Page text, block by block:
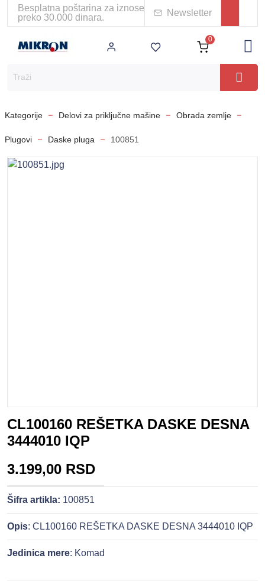
Besplatna poštarina za iznose
preko 30.000 dinara.
Newsletter
0
Kategorije Delovi za priključne mašine Obrada zemlje
Plugovi Daske pluga 100851
CL100160 REŠETKA DASKE DESNA
3444010 IQP
3.199,00 RSD
Šifra artikla: 100851
Opis: CL100160 REŠETKA DASKE DESNA 3444010 IQP
Jedinica mere: Komad